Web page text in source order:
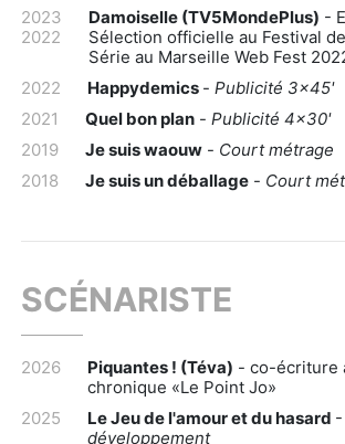
2023
2022
Damoiselle (TV5MondePlus) -
Sélection officielle au Festival
Série au Marseille Web Fest
2022
Happydemics - Publicité 3x45'
2021
Quel bon plan - Publicité 4x30'
2019
Je suis waouw - Court métrage
2018
Je suis un déballage - Court
SCÉNARISTE
2026 Piquantes ! (Téva) - co-écriture
chronique «Le Point Jo»
2025
Le Jeu de l'amour et du hasard
développement